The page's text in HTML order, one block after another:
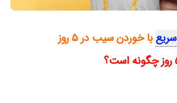
با خوردن سیب در 5 روز